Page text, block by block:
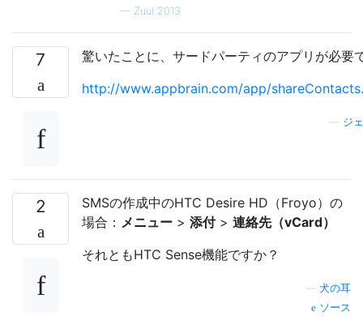
— Zuul 2013
7
驚いたことに、サードパーティのアプリが必要
http://www.appbrain.com/app/
ジ
2
SMSの作成中のHTC Desire HD（Froyo）の
場合： メニュー > 添付> 連絡先（vCard）
それともHTC Sense機能ですか？
犬の耳
ソース